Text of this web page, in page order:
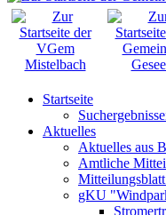
Startseite
Aktuelles
Aktuelles aus
Amtliche
gKU